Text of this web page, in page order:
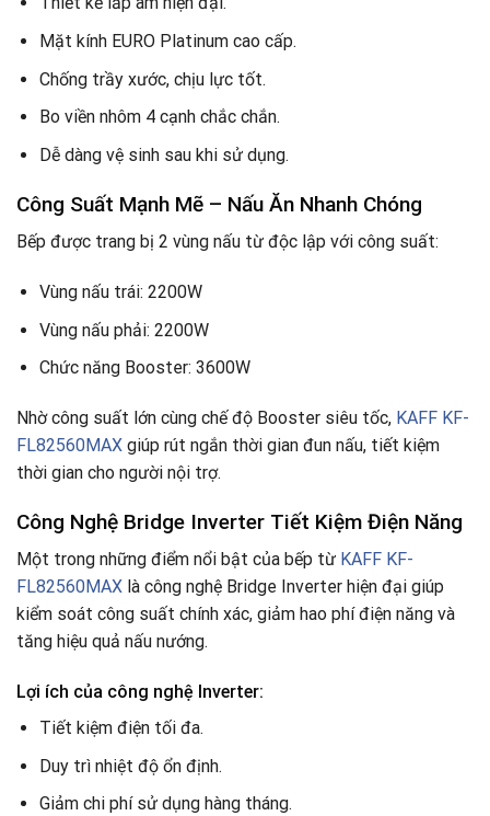
Mặt kính EURO Platinum cao cấp.
Chống trầy xước, chịu lực tốt.
Bo viền nhôm 4 cạnh chắc chắn.
Dễ dàng vệ sinh sau khi sử dụng.
Công Suất Mạnh Mẽ – Nấu Ăn Nhanh Chóng
Bếp được trang bị 2 vùng nấu từ độc lập với công suất:
Vùng nấu trái: 2200W
Vùng nấu phải: 2200W
Chức năng Booster: 3600W
Nhờ công suất lớn cùng chế độ Booster siêu tốc, KAFF KF-
FL82560MAX giúp rút ngắn thời gian đun nấu, tiết kiệm
thời gian cho người nội trợ.
Công Nghệ Bridge Inverter Tiết Kiệm Điện Năng
Một trong những điểm nổi bật của bếp từ KAFF KF-
FL82560MAX là công nghệ Bridge Inverter hiện đại giúp
kiểm soát công suất chính xác, giảm hao phí điện năng và
tăng hiệu quả nấu nướng.
Lợi ích của công nghệ Inverter:
Tiết kiệm điện tối đa.
Duy trì nhiệt độ ổn định.
Giảm chi phí sử dụng hàng tháng.